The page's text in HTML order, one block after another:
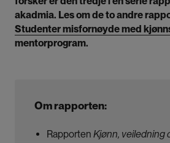
akadmia. Les om de to andre
Studenter misfornøyde med
mentorprogram.
Om rapporten:
Rapporten Kjønn, veiledning